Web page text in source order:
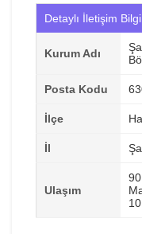
Detaylı İletişim
Kurum Adı
Posta Kodu
İlçe
İl
Ulaşım